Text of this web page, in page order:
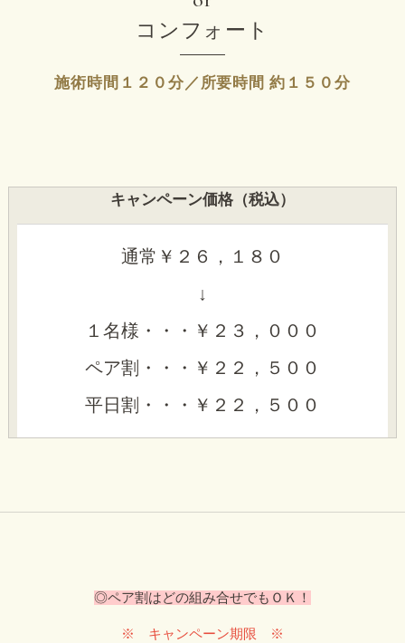
コンフォート
施術時間１２０分／所要時間 約１５０分
キャンペーン価格（税込）
通常￥２６，１８０
↓
１名様・・・￥２３，０００
ペア割・・・￥２２，５００
平日割・・・￥２２，５００
◎ペア割はどの組み合せでもＯＫ！
※ キャンペーン期限 ※